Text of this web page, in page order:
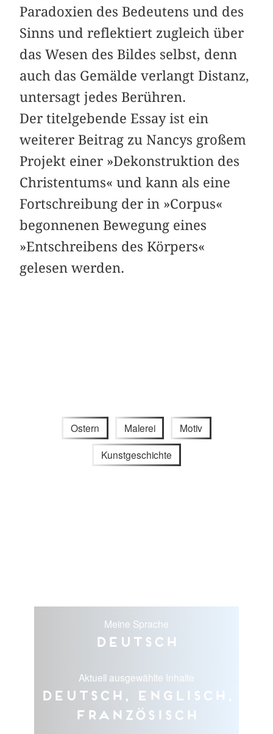
Paradoxien des Bedeutens und des
Sinns und reflektiert zugleich über
das Wesen des Bildes selbst, denn
auch das Gemälde verlangt Distanz,
untersagt jedes Berühren.
Der titelgebende Essay ist ein
weiterer Beitrag zu Nancys großem
Projekt einer »Dekonstruktion des
Christentums« und kann als eine
Fortschreibung der in »Corpus«
begonnenen Bewegung eines
»Entschreibens des Körpers«
gelesen werden.
Ostern Malerei Motiv
Kunstgeschichte
Meine Sprache
Deutsch
Aktuell ausgewählte Inhalte
Deutsch, Englisch,
Französisch